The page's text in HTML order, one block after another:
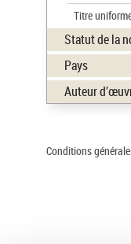
Titre
Statut de la
Pays
Auteur
Conditions